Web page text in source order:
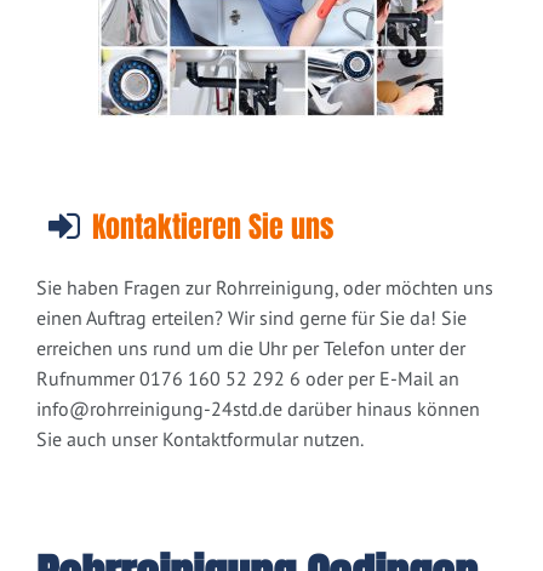
Kontaktieren Sie uns
Sie haben Fragen zur Rohrreinigung, oder möchten uns
einen Auftrag erteilen? Wir sind gerne für Sie da! Sie
erreichen uns rund um die Uhr per Telefon unter der
Rufnummer 0176 160 52 292 6 oder per E-Mail an
info@rohrreinigung-24std.de darüber hinaus können
Sie auch unser Kontaktformular nutzen.